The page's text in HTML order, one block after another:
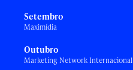
Setembro
Maximídia
Outubro
Marketing Network Internacional